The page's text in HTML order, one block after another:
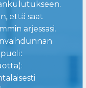
että saat
arjessasi.